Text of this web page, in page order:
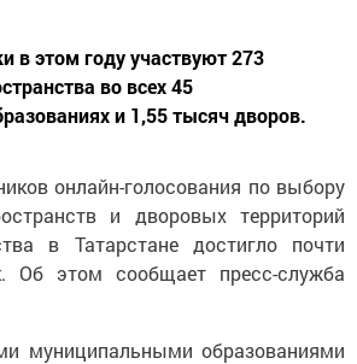
в этом году участвуют 273
во всех 45
и 1,55 тысяч дворов.
онлайн-голосования по выбору
и дворовых территорий
в Татарстане достигло почти
Об этом сообщает пресс-служба
муниципальными образованиями